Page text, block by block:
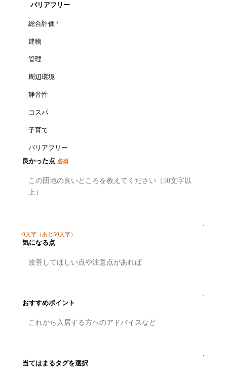
バリアフリー
総合評価 *
建物
管理
周辺環境
静音性
コスパ
子育て
バリアフリー
良かった点 必須
0文字 （あと50文字）
気になる点
おすすめポイント
当てはまるタグを選択